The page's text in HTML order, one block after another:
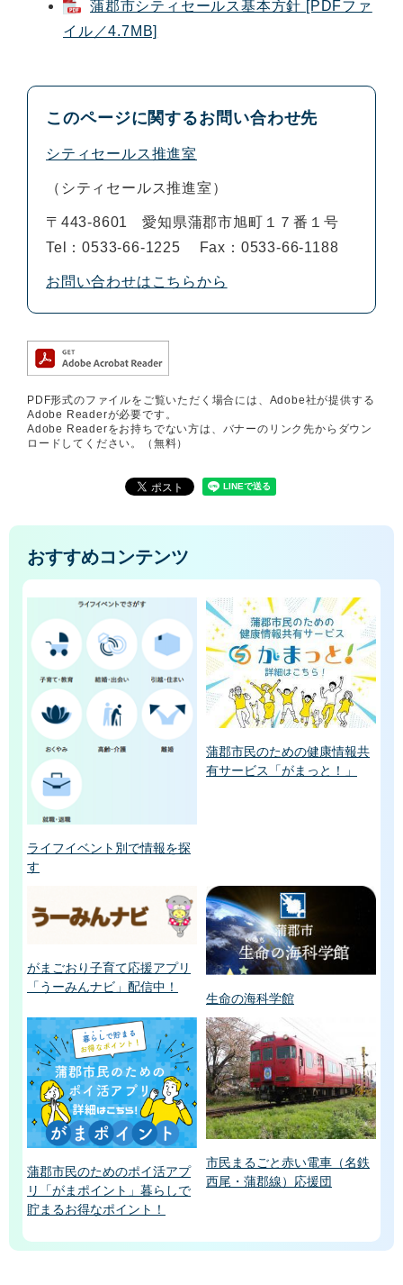
蒲郡市シティセールス基本方針 [PDFファ
イル／4.7MB]
このページに関するお問い合わせ先
シティセールス推進室
シティセールス推進室
〒443-8601
愛知県蒲郡市旭町１７番１号
Tel：0533-66-1225
Fax：0533-66-1188
お問い合わせはこちらから
PDF形式のファイルをご覧いただく場合には、Adobe社が提供する
Adobe Readerが必要です。
Adobe Readerをお持ちでない方は、バナーのリンク先からダウン
ロードしてください。（無料）
おすすめコンテンツ
ライフイベント別で情報を探
す
蒲郡市民のための健康情報共
有サービス「がまっと！」
がまごおり子育て応援アプリ
「うーみんナビ」配信中！
生命の海科学館
蒲郡市民のためのポイ活アプ
リ「がまポイント」暮らしで
貯まるお得なポイント！
市民まるごと赤い電車（名鉄
西尾・蒲郡線）応援団